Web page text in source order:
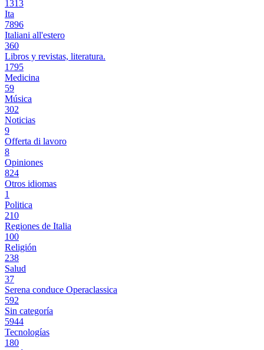
1313
Ita
7896
Italiani all'estero
360
Libros y revistas, literatura.
1795
Medicina
59
Música
302
Noticias
9
Offerta di lavoro
8
Opiniones
824
Otros idiomas
1
Politica
210
Regiones de Italia
100
Religión
238
Salud
37
Serena conduce Operaclassica
592
Sin categoría
5944
Tecnologías
180